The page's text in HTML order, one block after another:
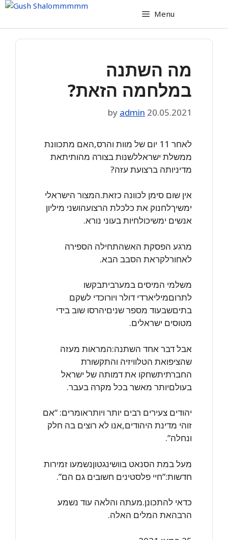
Skip
content
Menu
מה השתנה
במלחמה הזאת?
20.05.2021
by admin
לאחר 11 יום של מוות והרס,האם מתכוונת
ממשלת ישראללשנות בצורה מהותיתאת
מדיניותה ברצועת עזה?
אין שום סימן לכוונה כזאת.המצור הישראלי
ימשיךלחנוק את כלכלת הרצועהושני מיליון
אנשים ימשיכולחיות בעוני נורא.
מרגע הפסקת האשהתחילה הספירה
לאחורלקראת הסבב הבא.
משלמי המיסים במערביתבקשו
לתרוםמיליארדי דולר ויורוכדי לשקם
בתיםשבעוד מספר שניםיהרסו שוב בידי
מטוסים ישראלים.
אבל דבר אחד השתנה:המראות מעזה
שהציפואת הטלוויזיה והתקשורת
החברתיתשחקו את דמותה של ישראל
בעולםיותר מאשר בכל מקרה בעבר.
יהודים צעירים רבים יותר ויותראומרים: “אם
זוהי מדינת היהודים,אנו לא רוצים בה חלק
ונחלה”.
מעל במת הסנאט בוושינגטוןנשמעו זמירות
חדשות:”חיי פלסטינים חשובים גם הם”.
כדאי להתכונן.מעתה והלאה עוד נשמע
הרבהאת המלים האלה.